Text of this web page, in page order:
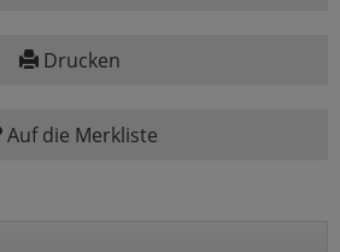
Drucken
Auf die Merkliste